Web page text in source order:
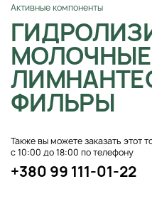
Активные компоненты
ФИЛЬРЫ
Также вы можете заказать этот
с 10:00 до 18:00 по телефону
+380 99 111-01-22